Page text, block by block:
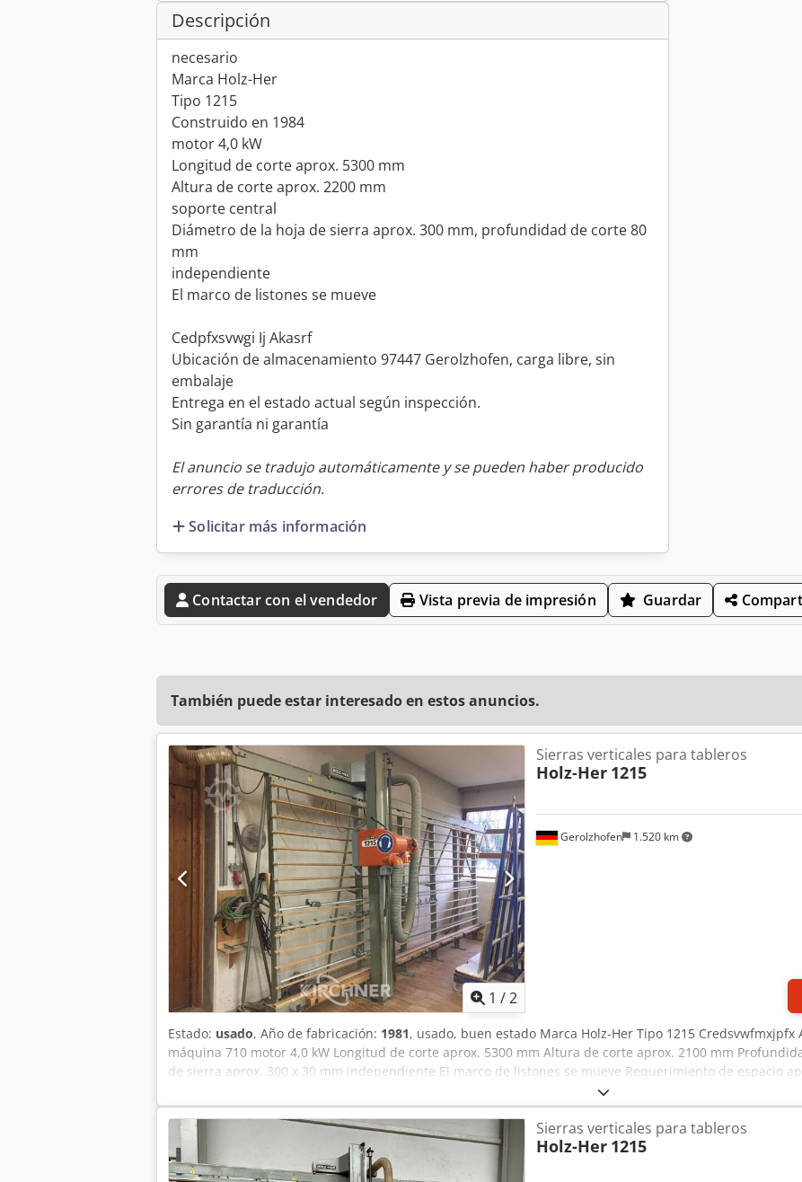
Descripción
necesario
Marca Holz-Her
Tipo 1215
Construido en 1984
motor 4,0 kW
Longitud de corte aprox. 5300 mm
Altura de corte aprox. 2200 mm
soporte central
Diámetro de la hoja de sierra aprox. 300 mm, profundidad de corte 80
mm
independiente
El marco de listones se mueve
Cedpfxsvwgi Ij Akasrf
Ubicación de almacenamiento 97447 Gerolzhofen, carga libre, sin
embalaje
Entrega en el estado actual según inspección.
Sin garantía ni garantía
El anuncio se tradujo automáticamente y se pueden haber producido
errores de traducción.
Solicitar más información
Contactar con el vendedor Vista previa de impresión Guardar
También puede estar interesado en estos anuncios.
1 /2
Gerolzhofen 1.520 km
Sierras verticales para tableros
Holz-Her 1215
Estado: usado, Año de fabricación: 1981, usado, buen estado Marca Holz-Her Tipo 1215
máquina 710 motor 4,0 kW Longitud de corte aprox. 5300 mm Altura de corte aprox. 2100 mm
de sierra aprox. 300 x 30 mm independiente El marco de listones se mueve Requerimiento de espacio
Peso aproximado 1000 kg Ubicación de almacenamiento 97447 Gerolzhofen, carga libre, sin embalaje
inspeccionó Sin garantía ni garantía
Sierras verticales para tableros
Holz-Her 1215